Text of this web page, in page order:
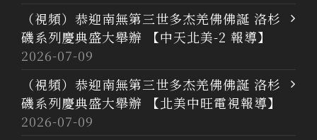
（視頻）恭迎南無第三世多杰羌佛佛誕 洛杉
磯系列慶典盛大舉辦 【中天北美-2 報導】
2026-07-09
（視頻）恭迎南無第三世多杰羌佛佛誕 洛杉
磯系列慶典盛大舉辦 【北美中旺電視報導】
2026-07-09